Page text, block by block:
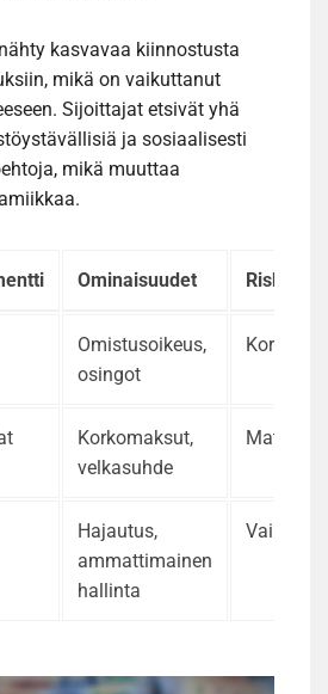
kasvavaa kiinnostusta
mikä on vaikuttanut
Sijoittajat etsivät yhä
ja sosiaalisesti
mikä muuttaa
Ominaisuudet Riskitaso
Omistusoikeus,
osingot
Korkea
Korkomaksut,
velkasuhde
Matala
Hajautus,
ammattimainen
hallinta
Vaihtelee